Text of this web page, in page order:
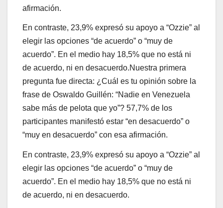
afirmación.
En contraste, 23,9% expresó su apoyo a “Ozzie” al
elegir las opciones “de acuerdo” o “muy de
acuerdo”. En el medio hay 18,5% que no está ni
de acuerdo, ni en desacuerdo.Nuestra primera
pregunta fue directa: ¿Cuál es tu opinión sobre la
frase de Oswaldo Guillén: “Nadie en Venezuela
sabe más de pelota que yo”? 57,7% de los
participantes manifestó estar “en desacuerdo” o
“muy en desacuerdo” con esa afirmación.
En contraste, 23,9% expresó su apoyo a “Ozzie” al
elegir las opciones “de acuerdo” o “muy de
acuerdo”. En el medio hay 18,5% que no está ni
de acuerdo, ni en desacuerdo.